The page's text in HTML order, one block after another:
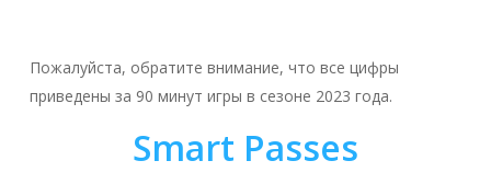
Пожалуйста, обратите внимание, что все цифры
приведены за 90 минут игры в сезоне 2023 года.
Smart Passes